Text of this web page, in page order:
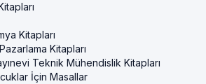
Kitapları
Kitapları
Teknik Mühendislik Kitapları
İçin Masallar